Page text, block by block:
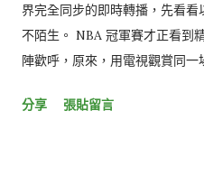
界完全同步的即時轉播，先看
不陌生。 NBA 冠軍賽才正看到
陣歡呼，原來，用電視觀賞同一
文熱烈討論比賽結果。 就像電
分享 張貼留言